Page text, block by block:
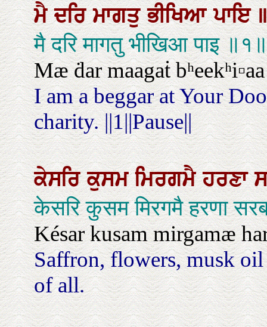
ਮੈਦਰਿਮਾਗਤੁਭੀਖਿਆਪਾਇ
मै दरि मागतु भीखिआ पाइ
Mæ ḋar maagaṫ
I am a beggar at Your
charity. ||1||Pause||
ਕੇਸਰਿਕੁਸਮਮਿਰਗਮੈਹਰਣਾ
केसरि कुसम मिरगमै हरणा
Késar kusam mirgamæ
Saffron, flowers, musk
of all.